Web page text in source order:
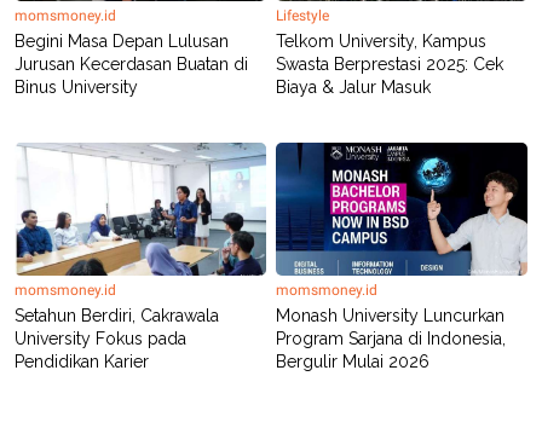
PEDOMAN
PEMBERITAAN
SIBER
PRIVACY
momsmoney.id
Begini Masa Depan Lulusan
Jurusan Kecerdasan Buatan di
Binus University
Lifestyle
Telkom University, Kampus
Swasta Berprestasi 2025: Cek
Biaya & Jalur Masuk
momsmoney.id
Setahun Berdiri, Cakrawala
University Fokus pada
Pendidikan Karier
momsmoney.id
Monash University Luncurkan
Program Sarjana di Indonesia,
Bergulir Mulai 2026